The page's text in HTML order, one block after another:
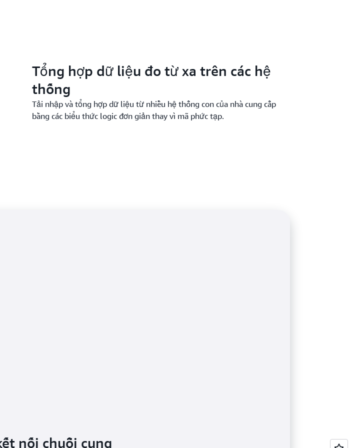
Tổng hợp dữ liệu đo từ xa trên các hệ
thống
Tải nhập và tổng hợp dữ liệu từ nhiều hệ thống con của nhà cung cấp
bằng các biểu thức logic đơn giản thay vì mã phức tạp.
nối chuỗi cung